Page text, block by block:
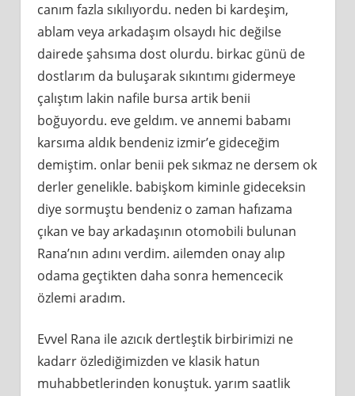
canım fazla sıkılıyordu. neden bi kardeşim,
ablam veya arkadaşım olsaydı hic değilse
dairede şahsıma dost olurdu. birkac günü de
dostlarım da buluşarak sıkıntımı gidermeye
çalıştım lakin nafile bursa artik benii
boğuyordu. eve geldım. ve annemi babamı
karsıma aldık bendeniz izmir’e gideceğim
demiştim. onlar benii pek sıkmaz ne dersem ok
derler genelikle. babişkom kiminle gideceksin
diye sormuştu bendeniz o zaman hafızama
çıkan ve bay arkadaşının otomobili bulunan
Rana’nın adını verdim. ailemden onay alıp
odama geçtikten daha sonra hemencecik
özlemi aradım.
Evvel Rana ile azıcık dertleştik birbirimizi ne
kadarr özlediğimizden ve klasik hatun
muhabbetlerinden konuştuk. yarım saatlik